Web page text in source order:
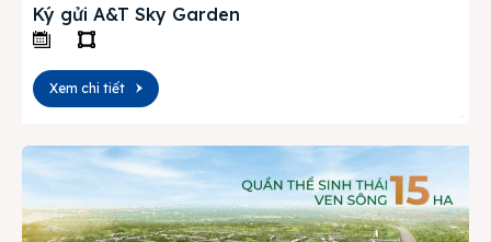
Ký gửi A&T Sky Garden
Xem chi tiết